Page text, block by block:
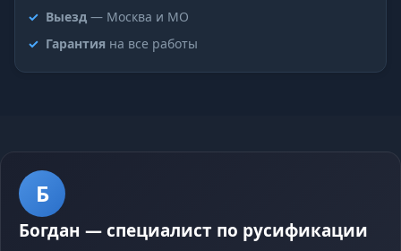
Выезд — Москва и МО
Гарантия на все работы
Б
Богдан —специалист по русификации